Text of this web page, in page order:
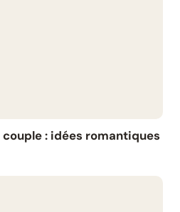
couple : idées romantiques